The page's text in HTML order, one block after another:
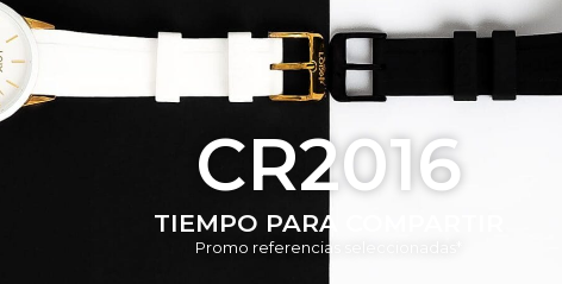
CR2016
TIEMPO PARA COMPARTIR
Promo referencias seleccionadas*